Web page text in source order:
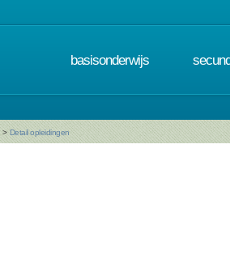
basisonderwijs
> Detail opleidingen